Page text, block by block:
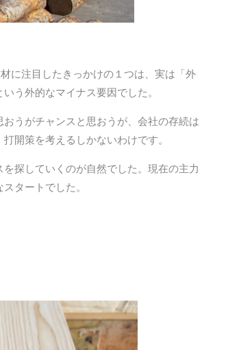
に注目したきっかけの１つは、実は「外
う外的なマイナス要因でした。
うがチャンスと思おうが、会社の存続は
開策を考えるしかないわけです。
探していくのが自然でした。現在の主力
タートでした。